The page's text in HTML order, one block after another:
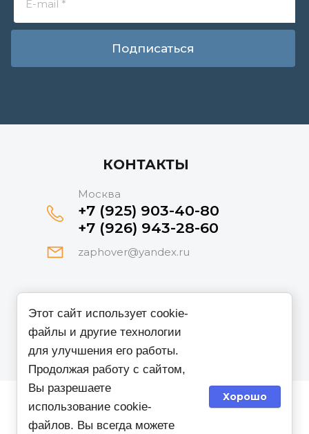
Подписаться
КОНТАКТЫ
Москва
+7 (925) 903-40-80
+7 (926) 943-28-60
zaphover@yandex.ru
Принимаем к оплате
Этот сайт использует cookie-
файлы и другие технологии
для улучшения его работы.
Продолжая работу с сайтом,
Вы разрешаете
использование cookie-
файлов. Вы всегда можете
Хорошо